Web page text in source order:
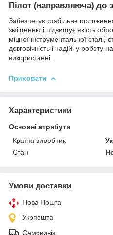
Пілот (направляюча) до
Забезпечує стабільне
зміщенню і підвищує якість
міцної інструментальної сталі,
довговічність і надійну роботу
використанні.
Приховати
Характеристики
Основні атрибути
Країна виробник
Стан
Умови доставки
Нова Пошта
Укрпошта
Самовивіз